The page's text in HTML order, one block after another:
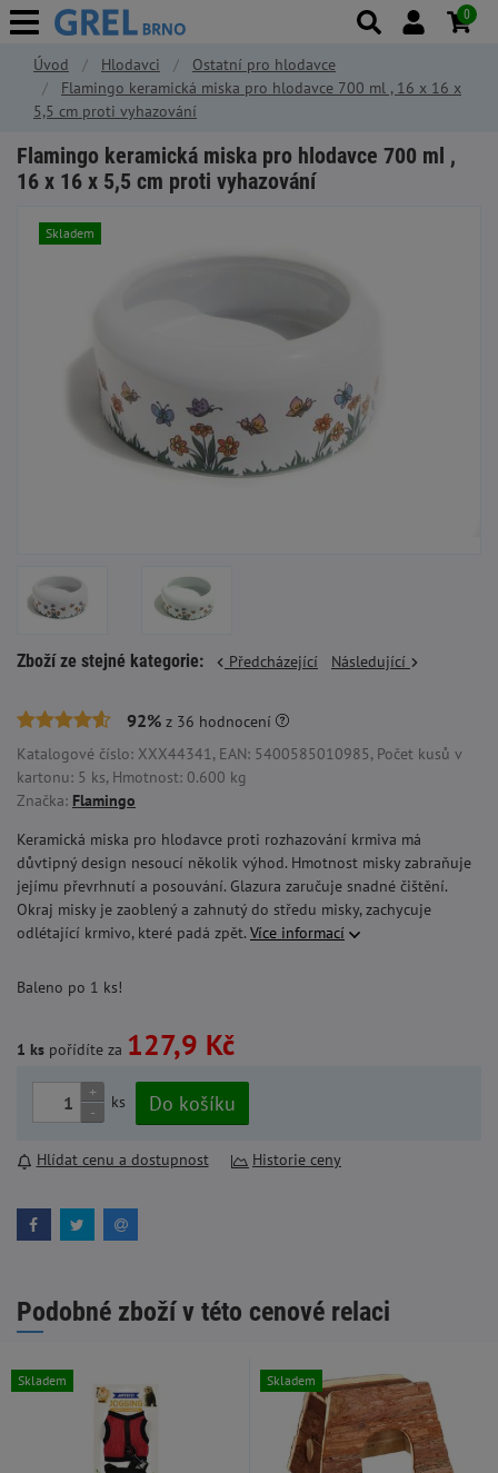
Úvod Hlodavci
Ostatní pro hlodavce
Flamingo keramická miska pro hlodavce 700 ml , 16 x 16 x
5,5 cm proti vyhazování
Flamingo keramická miska pro hlodavce 700 ml ,
16 x 16 x 5,5 cm proti vyhazování
Skladem
Zboží ze stejné kategorie: Předcházející Následující
92% z 36 hodnocení
Katalogové číslo: XXX44341, EAN: 5400585010985, Počet kusů v
kartonu: 5 ks, Hmotnost: 0.600 kg
Značka: Flamingo
Keramická miska pro hlodavce proti rozhazování krmiva má
důvtipný design nesoucí několik výhod. Hmotnost misky zabraňuje
jejímu převrhnutí a posouvání. Glazura zaručuje snadné čištění.
Okraj misky je zaoblený a zahnutý do středu misky, zachycuje
odlétající krmivo, které padá zpět. Více informací
Baleno po 1 ks!
1 ks pořídíte za 127,9 Kč
+
-
ks Do košíku
Hlídat cenu a dostupnost Historie ceny
Podobné zboží v této cenové relaci
Skladem Skladem
0